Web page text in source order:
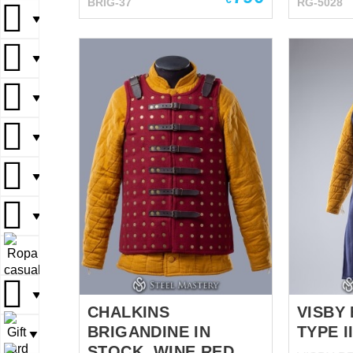
▼
▼
▼
▼
▼
▼
▼
▼
placas de acero solapadas
flexibilidad y libertad de
movimiento superiores.
Diseñada para el combate
dinámico, distribuye el impacto
de manera eficiente y se
adapta al cuerpo para un ajuste
seguro y cómodo. Las correas
de cuero totalmente ajustables
aseguran un rendimiento
confiable sobre cualquier
gambesón. Diseño de placas
pequeñas para una máxima
movilidad y movimientos
densamente solapadas para
inhaling
Waist
inhaling
14a.
padded
(46.1 in)
CHALKINS
BRIGANDINE IN
VISBY
TYPE